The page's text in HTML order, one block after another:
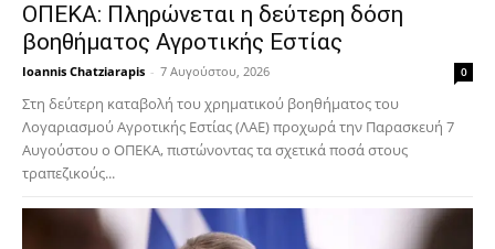
ΟΠΕΚΑ: Πληρώνεται η δεύτερη δόση
βοηθήματος Αγροτικής Εστίας
Ioannis Chatziarapis - 7 Αυγούστου, 2026 0
Στη δεύτερη καταβολή του χρηματικού βοηθήματος του
Λογαριασμού Αγροτικής Εστίας (ΛΑΕ) προχωρά την Παρασκευή 7
Αυγούστου ο ΟΠΕΚΑ, πιστώνοντας τα σχετικά ποσά στους
τραπεζικούς...